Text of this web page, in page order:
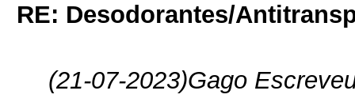
RE: Desodorantes/
(21-07-2023)Gago